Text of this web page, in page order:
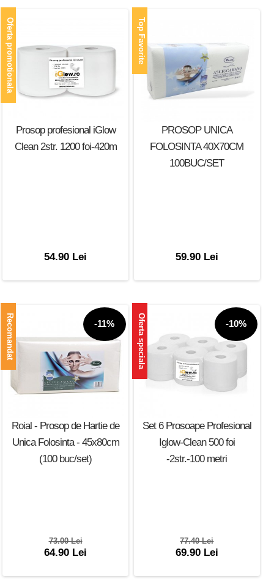
Oferta promotionala
Prosop profesional iGlow
Clean 2str. 1200 foi-420m
54.90 Lei
Top Favorite
PROSOP UNICA
FOLOSINTA 40X70CM
100BUC/SET
59.90 Lei
Recomandat -11%
Roial - Prosop de Hartie de
Unica Folosinta - 45x80cm
(100 buc/set)
73.00 Lei
64.90 Lei
Oferta speciala -10%
Set 6 Prosoape Profesional
Iglow-Clean 500 foi
-2str.-100 metri
77.40 Lei
69.90 Lei